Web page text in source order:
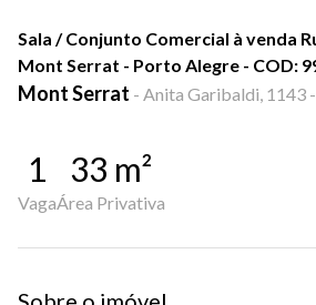
Sala / Conjunto Comercial à venda
Mont Serrat - Porto Alegre - COD:
Mont Serrat - Anita Garibaldi, 1143
1
Vaga
33 m²
Área Privativa